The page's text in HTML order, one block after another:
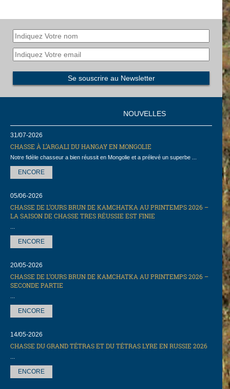
NOUVELLES
31/07-2026
CHASSE À L’ARGALI DU HANGAY EN MONGOLIE
Notre fidèle chasseur a bien réussit en Mongolie et a prélevé un superbe ...
ENCORE
05/06-2026
CHASSE DE L’OURS BRUN DE KAMCHATKA AU PRINTEMPS 2026 –
LA SAISON DE CHASSE TRES RÉUSSIE EST FINIE
ENCORE
20/05-2026
CHASSE DE L’OURS BRUN DE KAMCHATKA AU PRINTEMPS 2026 –
SECONDE PARTIE
ENCORE
14/05-2026
СHASSE DU GRAND TÉTRAS ET DU TÉTRAS LYRE EN RUSSIE 2026
ENCORE